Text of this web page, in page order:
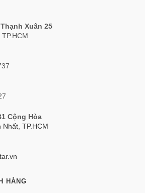
Xuân 25
Cộng Hòa
Nhất, TP.HCM
HÀNG